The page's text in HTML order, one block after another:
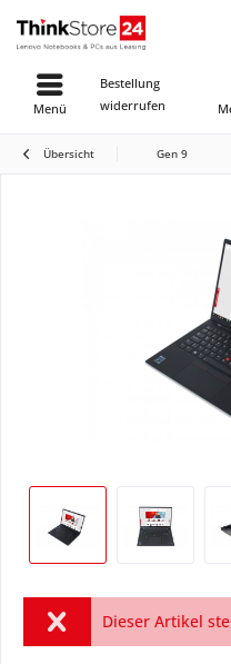
Bestellung
widerrufen
Menü
Übersicht Gen 9
Dieser Artikel